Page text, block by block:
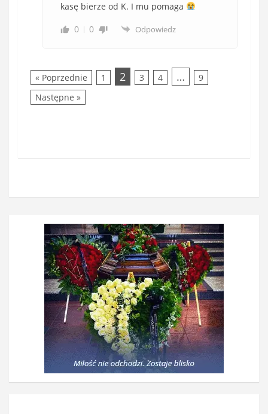
kasę bierze od K. I mu pomaga
0
0 Odpowiedz
« Poprzednie 1 2 3 4 …
9
Następne »